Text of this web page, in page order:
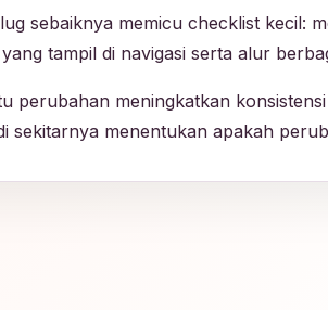
sebaiknya memicu checklist kecil:
tampil di navigasi serta alur
perubahan meningkatkan
sekitarnya menentukan apakah